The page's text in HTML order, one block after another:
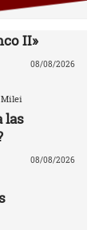
II»
08/08/2026
Milei
las
08/08/2026